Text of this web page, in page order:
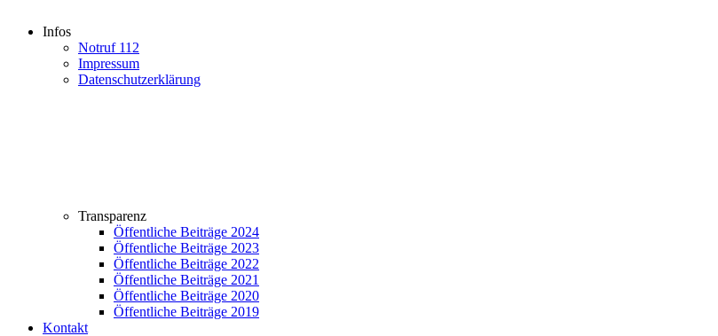
Infos
Notruf 112
Impressum
Datenschutzerklärung
Transparenz
Öffentliche Beiträge 2024
Öffentliche Beiträge 2023
Öffentliche Beiträge 2022
Öffentliche Beiträge 2021
Öffentliche Beiträge 2020
Öffentliche Beiträge 2019
Kontakt